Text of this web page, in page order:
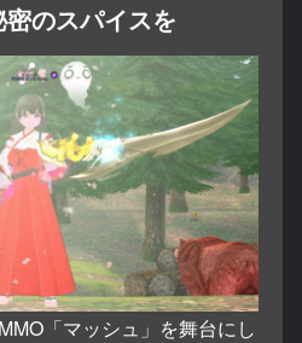
のスパイスを
「マッシュ」を舞台にし